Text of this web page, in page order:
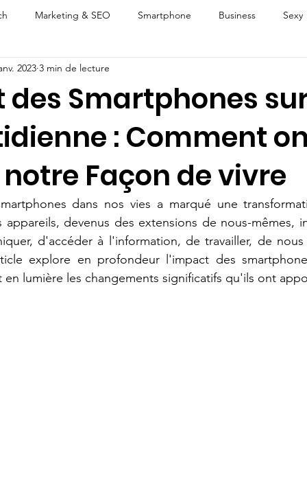
Marketing & SEO Smartphone Business Sexy
des Smartphones
: Comment
Façon de vivre
2023 3 min de lecture
dans nos vies a marqué une
devenus des extensions de nous-mêmes,
d'accéder à l'information, de travailler, de
explore en profondeur l'impact des
lumière les changements significatifs qu'ils ont